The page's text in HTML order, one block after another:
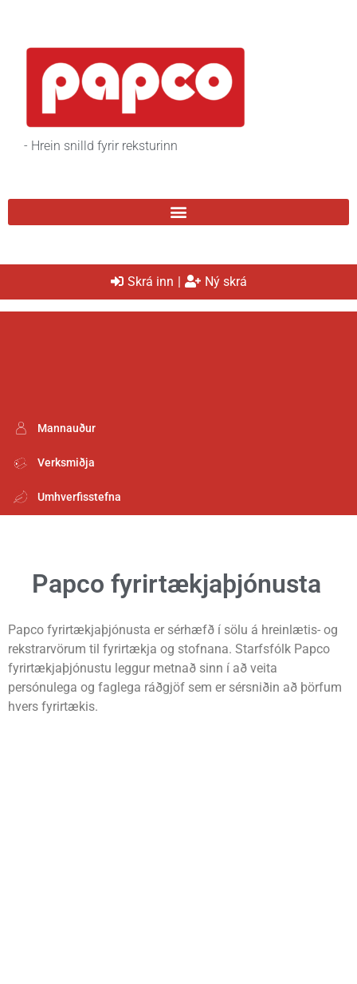
- Hrein snilld fyrir reksturinn
Skrá inn | Ný skrá
Mannauður
Verksmiðja
Umhverfisstefna
Papco fyrirtækjaþjónusta
Papco fyrirtækjaþjónusta er sérhæfð í sölu á hreinlætis- og
rekstrarvörum til fyrirtækja og stofnana. Starfsfólk Papco
fyrirtækjaþjónustu leggur metnað sinn í að veita
persónulega og faglega ráðgjöf sem er sérsniðin að þörfum
hvers fyrirtækis.